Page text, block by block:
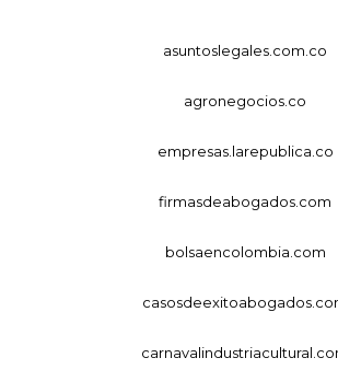
asuntoslegales.com.co
agronegocios.co
empresas.larepublica.co
firmasdeabogados.com
bolsaencolombia.com